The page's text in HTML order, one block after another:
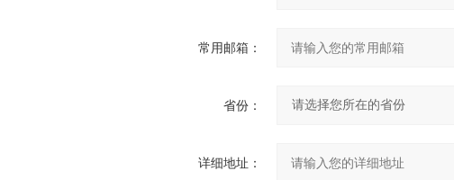
常用邮箱：
省份：
详细地址：